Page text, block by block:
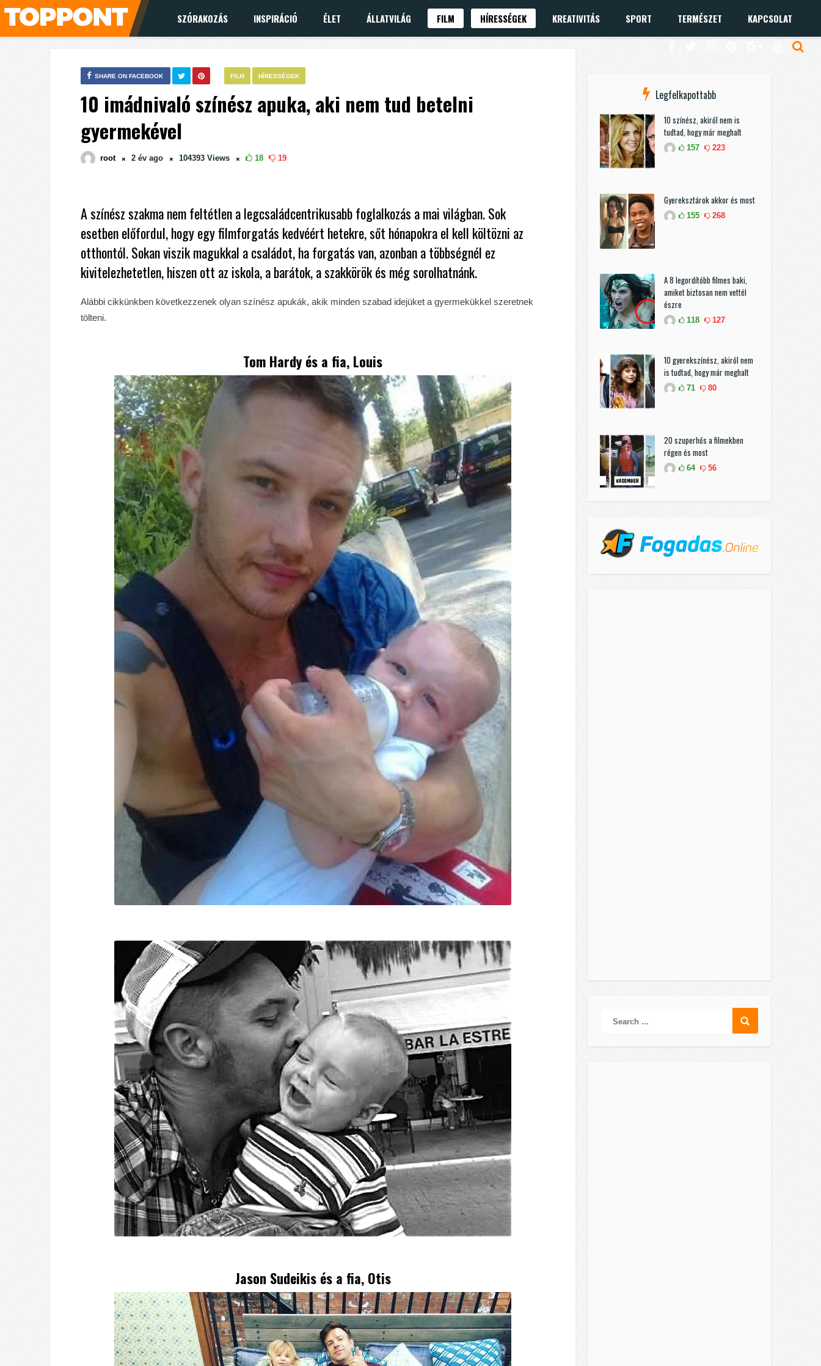
SZÓRAKOZÁS INSPIRÁCIÓ ÉLET ÁLLATVILÁG FILM HÍRESSÉGEK KREATIVITÁS SPORT TERMÉSZET KAPCSOLAT
FILM HÍRESSÉGEK
SHARE ON FACEBOOK
10 imádnivaló színész apuka, aki nem tud betelni
gyermekével
root 2 év ago 104393 Views 18 19
A színész szakma nem feltétlen a legcsaládcentrikusabb foglalkozás a mai világban. Sok
esetben előfordul, hogy egy filmforgatás kedvéért hetekre, sőt hónapokra el kell költözni az
otthontól. Sokan viszik magukkal a családot, ha forgatás van, azonban a többségnél ez
kivitelezhetetlen, hiszen ott az iskola, a barátok, a szakkörök és még sorolhatnánk.
Alábbi cikkünkben következzenek olyan színész apukák, akik minden szabad idejüket a gyermekükkel szeretnek
tölteni.
Tom Hardy és a fia, Louis
Jason Sudeikis és a fia, Otis
Legfelkapottabb
10 színész, akiről nem is
tudtad, hogy már meghalt
157 223
Gyereksztárok akkor és most
155 268
A 8 legordítóbb filmes baki,
amiket biztosan nem vettél
észre
118 127
10 gyerekszínész, akiről nem
is tudtad, hogy már meghalt
71 80
20 szuperhős a filmekben
régen és most
64 56